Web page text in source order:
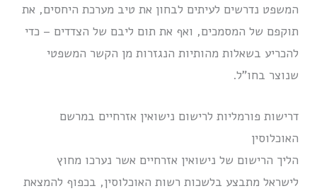
המשפט נדרשים לעיתים לבחון את טיב מערכת היחסים, את
תוקפם של המסמכים, ואף את תום ליבם של הצדדים – כדי
להכריע בשאלות מהותיות הנגזרות מן הקשר המשפטי
שנוצר בחו”ל.
דרישות פורמליות לרישום נישואין אזרחיים במרשם
האוכלוסין
הליך הרישום של נישואין אזרחיים אשר נערכו מחוץ
לישראל מתבצע בלשכות רשות האוכלוסין, בכפוף להמצאת